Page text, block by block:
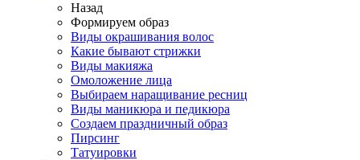
Назад
Формируем образ
Виды окрашивания волос
Какие бывают стрижки
Виды макияжа
Омоложение лица
Выбираем наращивание ресниц
Виды маникюра и педикюра
Создаем праздничный образ
Пирсинг
Татуировки